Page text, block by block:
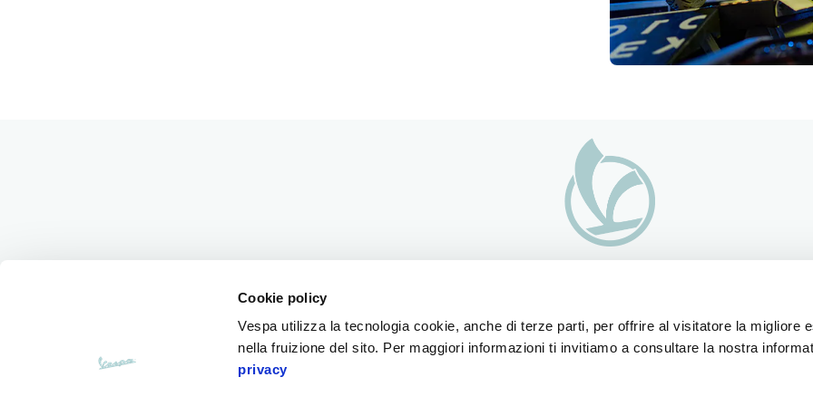
Cookie policy
Vespa utilizza la tecnologia cookie, anche di terze parti, per offrire al visitatore la migliore
nella fruizione del sito. Per maggiori informazioni ti invitiamo a consultare la nostra
privacy
Vespa GTV
OFFERTE FINANZIARIE
Offerte finanziarie
ACCESSORI
Abbigliamento e Lifestyle
ABOUT VESPA
Novità
SERVIZI AL
Servizi e